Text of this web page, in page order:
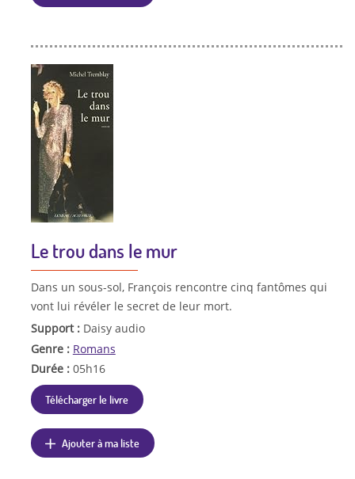
Le trou dans le mur
Dans un sous-sol, François rencontre cinq fantômes qui
vont lui révéler le secret de leur mort.
Support : Daisy audio
Genre : Romans
Durée : 05h16
Télécharger le livre
Ajouter à ma liste